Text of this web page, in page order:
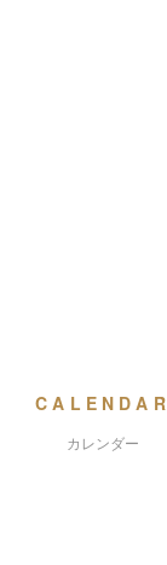
CALENDAR
カレンダー